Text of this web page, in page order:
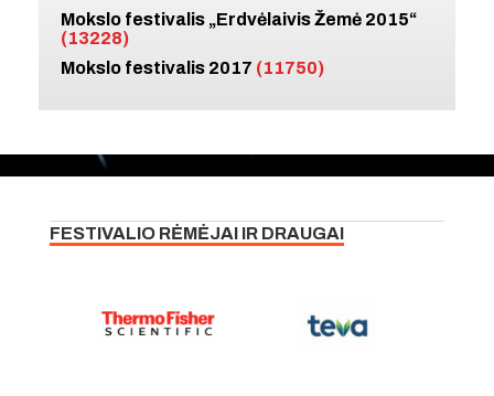
Mokslo festivalis „Erdvėlaivis Žemė 2015“
(13228)
Mokslo festivalis 2017 (11750)
FESTIVALIO RĖMĖJAI IR DRAUGAI